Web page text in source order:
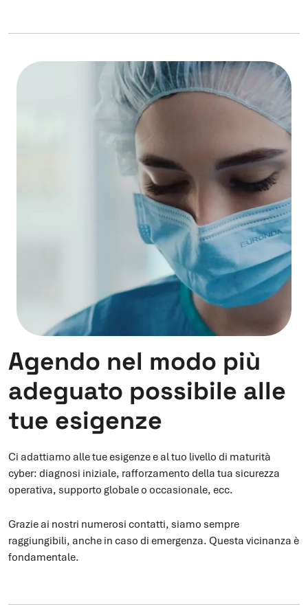
Agendo nel modo più
adeguato possibile alle
tue esigenze
Ci adattiamo alle tue esigenze e al tuo livello di maturità
cyber: diagnosi iniziale, rafforzamento della tua sicurezza
operativa, supporto globale o occasionale, ecc.
Grazie ai nostri numerosi contatti, siamo sempre
raggiungibili, anche in caso di emergenza. Questa vicinanza è
fondamentale.